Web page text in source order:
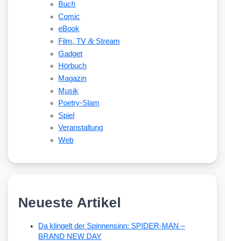
Buch
Comic
eBook
Film, TV&Stream
Gadget
Hörbuch
Magazin
Musik
Poetry-Slam
Spiel
Veranstaltung
Web
Neueste Artikel
Da klingelt der Spinnensinn: SPIDER-MAN –
BRAND NEW DAY